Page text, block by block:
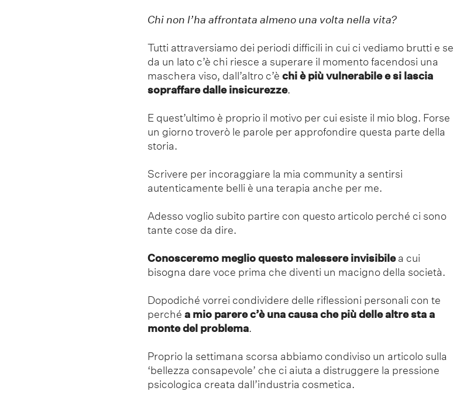
Chi non l’ha affrontata almeno una volta nella vita?
Tutti attraversiamo dei periodi difficili in cui ci vediamo brutti e se
da un lato c’è chi riesce a superare il momento facendosi una
maschera viso, dall’altro c’è chi è più vulnerabile e si lascia
sopraffare dalle insicurezze.
E quest’ultimo è proprio il motivo per cui esiste il mio blog. Forse
un giorno troverò le parole per approfondire questa parte della
storia.
Scrivere per incoraggiare la mia community a sentirsi
autenticamente belli è una terapia anche per me.
Adesso voglio subito partire con questo articolo perché ci sono
tante cose da dire.
Conosceremo meglio questo malessere invisibilea cui
bisogna dare voce prima che diventi un macigno della società.
Dopodiché vorrei condividere delle riflessioni personali con te
perché a mio parere c’è una causa che più delle altre sta a
monte del problema.
Proprio la settimana scorsa abbiamo condiviso un articolo sulla
‘bellezza consapevole’ che ci aiuta a distruggere la pressione
psicologica creata dall’industria cosmetica.